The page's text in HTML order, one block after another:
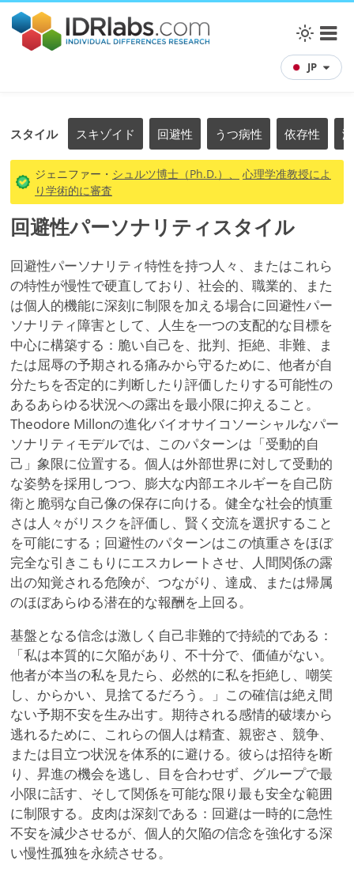
JP
スタイル スキゾイド 回避性 うつ病性 依存性
ジェニファー・ シュルツ博士（Ph.D.）、
心理学准教授によ
り学術的に審査
回避性パーソナリティスタイル
回避性パーソナリティ特性を持つ人々、またはこれら
の特性が慢性で硬直しており、社会的、職業的、また
は個人的機能に深刻に制限を加える場合に回避性パー
ソナリティ障害として、人生を一つの支配的な目標を
中心に構築する：脆い自己を、批判、拒絶、非難、ま
たは屈辱の予期される痛みから守るために、他者が自
分たちを否定的に判断したり評価したりする可能性の
あるあらゆる状況への露出を最小限に抑えること。
Theodore Millonの進化バイオサイコソーシャルなパー
ソナリティモデルでは、このパターンは「受動的自
己」象限に位置する。個人は外部世界に対して受動的
な姿勢を採用しつつ、膨大な内部エネルギーを自己防
衛と脆弱な自己像の保存に向ける。健全な社会的慎重
さは人々がリスクを評価し、賢く交流を選択すること
を可能にする；回避性のパターンはこの慎重さをほぼ
完全な引きこもりにエスカレートさせ、人間関係の露
出の知覚される危険が、つながり、達成、または帰属
のほぼあらゆる潜在的な報酬を上回る。
基盤となる信念は激しく自己非難的で持続的である：
「私は本質的に欠陥があり、不十分で、価値がない。
他者が本当の私を見たら、必然的に私を拒絶し、嘲笑
し、からかい、見捨てるだろう。」この確信は絶え間
ない予期不安を生み出す。期待される感情的破壊から
逃れるために、これらの個人は精査、親密さ、競争、
または目立つ状況を体系的に避ける。彼らは招待を断
り、昇進の機会を逃し、目を合わせず、グループで最
小限に話す、そして関係を可能な限り最も安全な範囲
に制限する。皮肉は深刻である：回避は一時的に急性
不安を減少させるが、個人的欠陥の信念を強化する深
い慢性孤独を永続させる。